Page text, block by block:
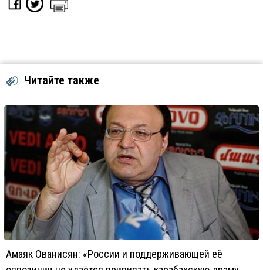
Читайте также
Амаяк Ованисян: «России и поддерживающей её